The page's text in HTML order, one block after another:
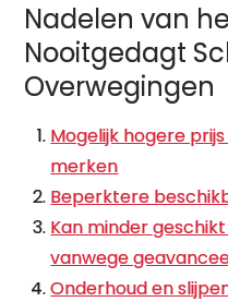
Nadelen van
Nooitgedagt
Overwegingen
Mogelijk hogere
merken
Beperktere
Kan minder
vanwege
Onderhoud en